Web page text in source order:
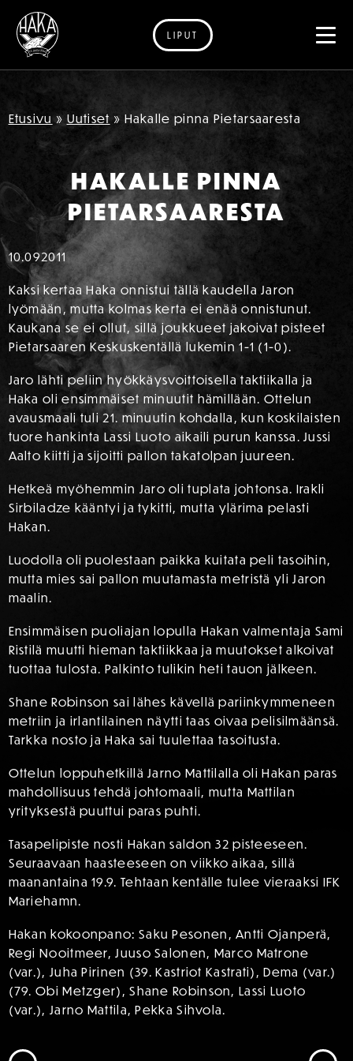
Siirry sisältöön
LIPUT
Etusivu » Uutiset » Hakalle pinna Pietarsaaresta
HAKALLE PINNA
PIETARSAARESTA
10.092011
Kaksi kertaa Haka onnistui tällä kaudella Jaron
lyömään, mutta kolmas kerta ei enää onnistunut.
Kaukana se ei ollut, sillä joukkueet jakoivat pisteet
Pietarsaaren Keskuskentällä lukemin 1-1 (1-0).
Jaro lähti peliin hyökkäysvoittoisella taktiikalla ja
Haka oli ensimmäiset minuutit hämillään. Ottelun
avausmaali tuli 21. minuutin kohdalla, kun koskilaisten
tuore hankinta Lassi Luoto aikaili purun kanssa. Jussi
Aalto kiitti ja sijoitti pallon takatolpan juureen.
Hetkeä myöhemmin Jaro oli tuplata johtonsa. Irakli
Sirbiladze kääntyi ja tykitti, mutta ylärima pelasti
Hakan.
Luodolla oli puolestaan paikka kuitata peli tasoihin,
mutta mies sai pallon muutamasta metristä yli Jaron
maalin.
Ensimmäisen puoliajan lopulla Hakan valmentaja Sami
Ristilä muutti hieman taktiikkaa ja muutokset alkoivat
tuottaa tulosta. Palkinto tulikin heti tauon jälkeen.
Shane Robinson sai lähes kävellä pariinkymmeneen
metriin ja irlantilainen näytti taas oivaa pelisilmäänsä.
Tarkka nosto ja Haka sai tuulettaa tasoitusta.
Ottelun loppuhetkillä Jarno Mattilalla oli Hakan paras
mahdollisuus tehdä johtomaali, mutta Mattilan
yrityksestä puuttui paras puhti.
Tasapelipiste nosti Hakan saldon 32 pisteeseen.
Seuraavaan haasteeseen on viikko aikaa, sillä
maanantaina 19.9. Tehtaan kentälle tulee vieraaksi IFK
Mariehamn.
Hakan kokoonpano: Saku Pesonen, Antti Ojanperä,
Regi Nooitmeer, Juuso Salonen, Marco Matrone
(var.), Juha Pirinen (39. Kastriot Kastrati), Dema (var.)
(79. Obi Metzger), Shane Robinson, Lassi Luoto
(var.), Jarno Mattila, Pekka Sihvola.